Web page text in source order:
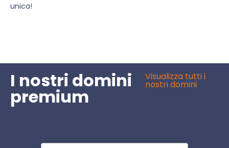
unica!
I nostri domini
premium
Visualizza tutti i
nostri domini